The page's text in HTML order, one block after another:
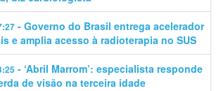
- Governo do Brasil entrega acelerador
e amplia acesso à radioterapia no SUS
- ‘Abril Marrom’: especialista responde
de visão na terceira idade